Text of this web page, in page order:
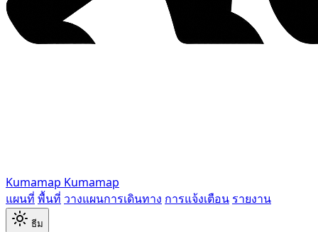
Kumamap Kumamap
แผนที่ พื้นที่ วางแผนการเดินทาง การแจ้งเตือน รายงาน
ธีม